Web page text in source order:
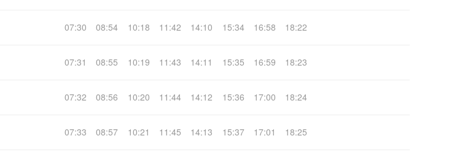
07:30 08:54 10:18 11:42 14:10 15:34 16:58 18:22
07:31 08:55 10:19 11:43 14:11 15:35 16:59 18:23
07:32 08:56 10:20 11:44 14:12 15:36 17:00 18:24
07:33 08:57 10:21 11:45 14:13 15:37 17:01 18:25